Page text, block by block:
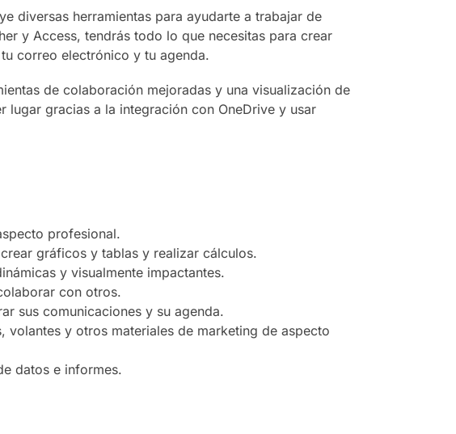
diversas herramientas para ayudarte a trabajar de
y Access, tendrás todo lo que necesitas para crear
correo electrónico y tu agenda.
de colaboración mejoradas y una visualización de
lugar gracias a la integración con OneDrive y usar
profesional.
gráficos y tablas y realizar cálculos.
y visualmente impactantes.
con otros.
sus comunicaciones y su agenda.
y otros materiales de marketing de aspecto
datos e informes.